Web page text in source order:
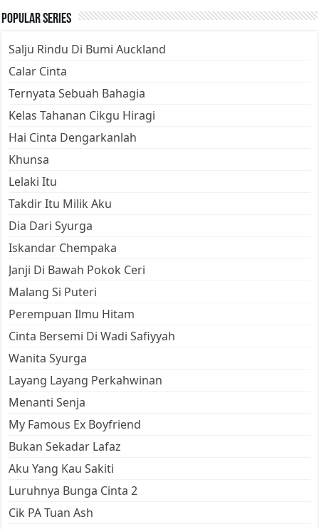
Popular Series
Salju Rindu Di Bumi Auckland
Calar Cinta
Ternyata Sebuah Bahagia
Kelas Tahanan Cikgu Hiragi
Hai Cinta Dengarkanlah
Khunsa
Lelaki Itu
Takdir Itu Milik Aku
Dia Dari Syurga
Iskandar Chempaka
Janji Di Bawah Pokok Ceri
Malang Si Puteri
Perempuan Ilmu Hitam
Cinta Bersemi Di Wadi Safiyyah
Wanita Syurga
Layang Layang Perkahwinan
Menanti Senja
My Famous Ex Boyfriend
Bukan Sekadar Lafaz
Aku Yang Kau Sakiti
Luruhnya Bunga Cinta 2
Cik PA Tuan Ash